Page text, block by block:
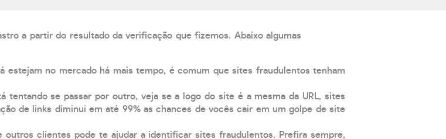
a partir do resultado da verificação que fizemos. Abaixo algumas
estejam no mercado há mais tempo, é comum que sites fraudulentos tenham
tentando se passar por outro, veja se a logo do site é a mesma da URL, sites
de links diminui em até 99% as chances de vocês cair em um golpe de site
outros clientes pode te ajudar a identificar sites fraudulentos. Prefira sempre,